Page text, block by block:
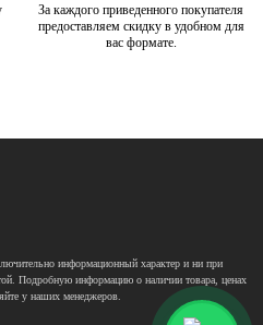
За каждого приведенного покупателя
предоставляем скидку в удобном для
вас формате.
информационный характер и ни при
Подробную информацию о наличии товара, ценах
у наших менеджеров.